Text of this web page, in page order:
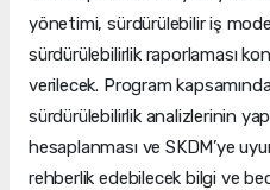
yönetimi, sürdürülebilir iş
sürdürülebilirlik raporlaması
verilecek. Program
sürdürülebilirlik analizlerinin
hesaplanması ve SKDM’ye
rehberlik edebilecek bilgi ve